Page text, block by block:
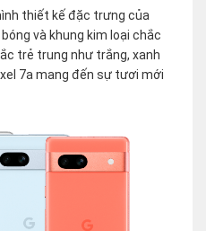
thiết kế đặc trưng của
và khung kim loại chắc
trẻ trung như trắng, xanh
7a mang đến sự tươi mới